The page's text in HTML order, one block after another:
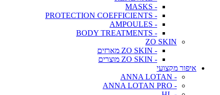
- MASKS
- PROTECTION COEFFICIENTS
- AMPOULES
- BODY TREATMENTS
ZO SKIN
- ZO SKIN מארזים
- ZO SKIN מוצרים
איפור מקצועי
- ANNA LOTAN
- ANNA LOTAN PRO